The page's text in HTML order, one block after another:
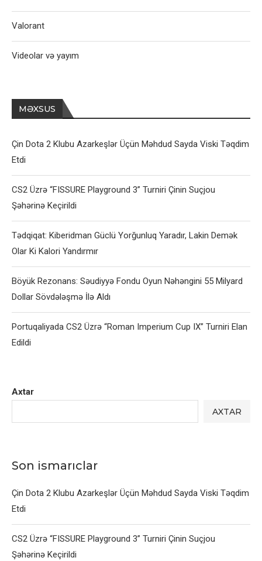
Axtar
AXTAR
Son ismarıclar
Çin Dota 2 Klubu Azarkeşlər Üçün Məhdud Sayda Viski Təqdim
Etdi
CS2 Üzrə “FISSURE Playground 3” Turniri Çinin Suçjou
Şəhərinə Keçirildi
Valorant
Videolar və yayım
MƏXSUS
Çin Dota 2 Klubu Azarkeşlər Üçün Məhdud Sayda Viski Təqdim
Etdi
CS2 Üzrə “FISSURE Playground 3” Turniri Çinin Suçjou
Şəhərinə Keçirildi
Tədqiqat: Kiberidman Güclü Yorğunluq Yaradır, Lakin Demək
Olar Ki Kalori Yandırmır
Böyük Rezonans: Səudiyyə Fondu Oyun Nəhəngini 55 Milyard
Dollar Sövdələşmə İlə Aldı
Portuqaliyada CS2 Üzrə “Roman Imperium Cup IX” Turniri Elan
Edildi